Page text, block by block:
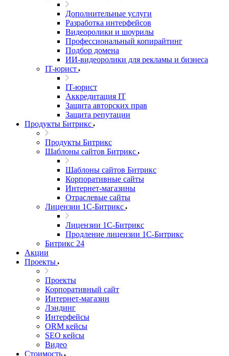
Дополнительные услуги
Разработка интерфейсов
Видеоролики и шоурилы
Профессиональный копирайтинг
Подбор домена
ИИ-видеоролики для рекламы и бизнеса
IT-юрист
IT-юрист
Аккредитация IT
Защита авторских прав
Защита репутации
Продукты Битрикс
Продукты Битрикс
Шаблоны сайтов Битрикс
Шаблоны сайтов Битрикс
Корпоративные сайты
Интернет-магазины
Отраслевые сайты
Лицензии 1С-Битрикс
Лицензии 1С-Битрикс
Продление лицензии 1С-Битрикс
Битрикс 24
Акции
Проекты
Проекты
Корпоративный сайт
Интернет-магазин
Лэндинг
Интерфейсы
ORM кейсы
SEO кейсы
Видео
Стоимость